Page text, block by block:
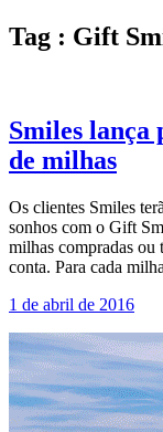
Tag : Gift
Smiles lança
de milhas
Os clientes Smiles
sonhos com o Gift
milhas compradas ou
conta. Para cada
1 de abril de 2016